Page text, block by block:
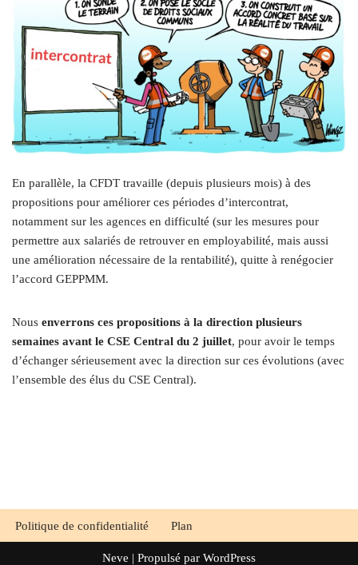
En parallèle, la CFDT travaille (depuis plusieurs mois) à des
propositions pour améliorer ces périodes d’intercontrat,
notamment sur les agences en difficulté (sur les mesures pour
permettre aux salariés de retrouver en employabilité, mais aussi
une amélioration nécessaire de la rentabilité), quitte à renégocier
l’accord GEPPMM.
Nous enverrons ces propositions à la direction plusieurs
semaines avant le CSE Central du 2 juillet, pour avoir le temps
d’échanger sérieusement avec la direction sur ces évolutions (avec
l’ensemble des élus du CSE Central).
Politique de confidentialité Plan
Neve | Propulsé par WordPress